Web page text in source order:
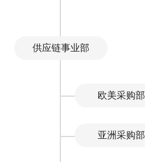
供应链事业部
欧美采购部
亚洲采购部